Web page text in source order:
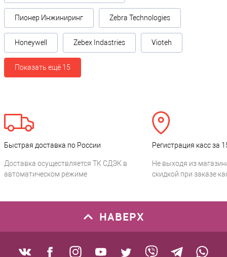
Пионер Инжиниринг Zebra Technologies
Honeywell Zebex Indastries Vioteh
Показать ещё 15
Быстрая доставка по России
Доставка осуществляется ТК СДЭК в
автоматическом режиме
Регистрация касс за
Не выходя из
скидкой при заказе
НАВЕРХ